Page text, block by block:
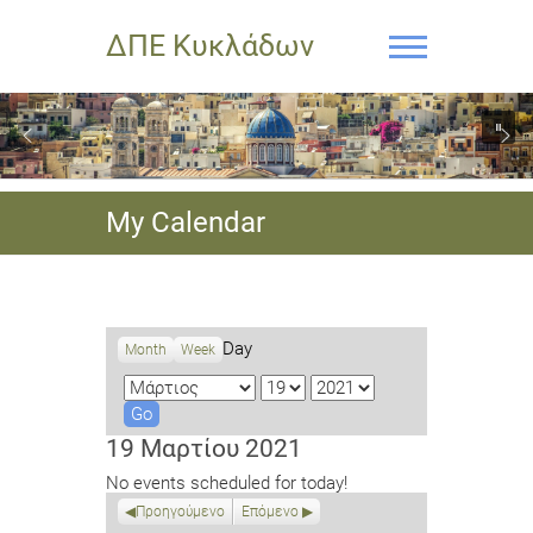
ΔΠΕ Κυκλάδων
My Calendar
Month Week Day
M
o
n
h
D
y
Y
a
19 Μαρτίου 2021
No events scheduled for today!
Προηγούμενο Επόμενο